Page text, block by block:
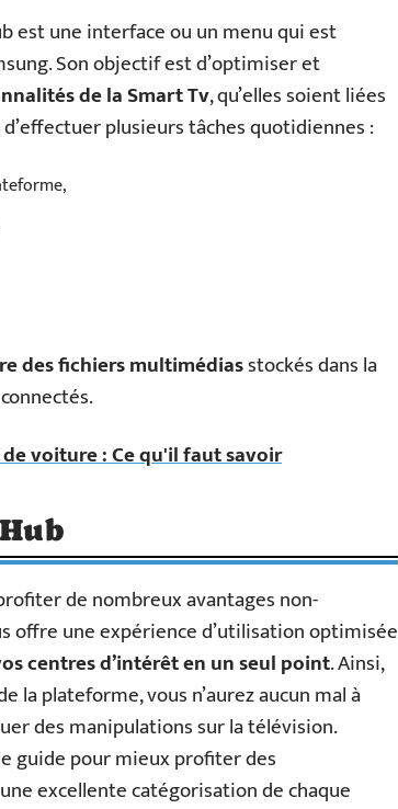
est une interface ou un menu qui est
Son objectif est d’optimiser et
de la Smart Tv, qu’elles soient liées
plusieurs tâches quotidiennes :
des fichiers multimédiasstockés dans la
voiture : Ce qu'il faut savoir
de nombreux avantages non-
offre une expérience d’utilisation optimisée
centres d’intérêt en un seul point. Ainsi,
la plateforme, vous n’aurez aucun mal à
des manipulations sur la télévision.
guide pour mieux profiter des
excellente catégorisation de chaque